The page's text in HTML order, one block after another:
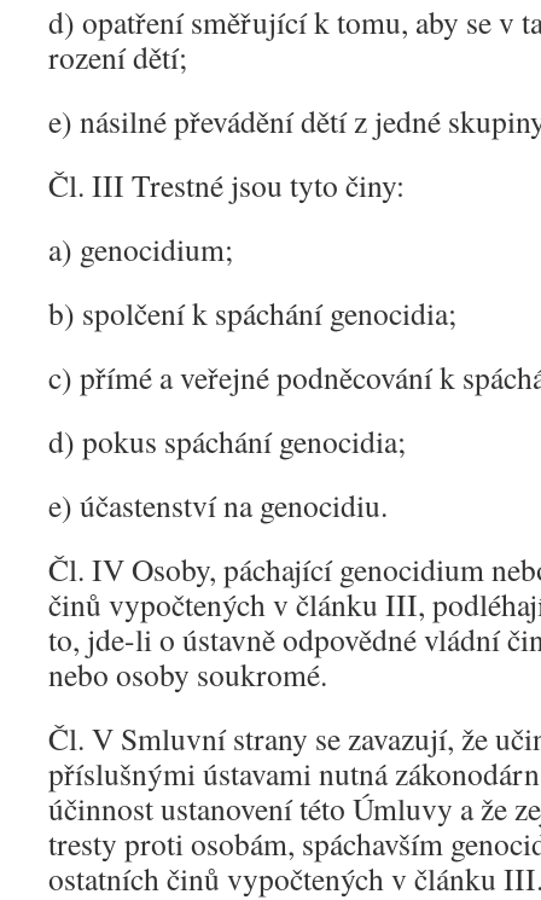
d) opatření směřující k tomu, aby se v
rození dětí;
e) násilné převádění dětí z jedné
Čl. III Trestné jsou tyto činy:
a) genocidium;
b) spolčení k spáchání genocidia;
c) přímé a veřejné podněcování k
d) pokus spáchání genocidia;
e) účastenství na genocidiu.
Čl. IV Osoby, páchající genocidium
činů vypočtených v článku III,
to, jde-li o ústavně odpovědné vládní
nebo osoby soukromé.
Čl. V Smluvní strany se zavazují, že
příslušnými ústavami nutná
účinnost ustanovení této Úmluvy a že
tresty proti osobám, spáchavším
ostatních činů vypočtených v článku